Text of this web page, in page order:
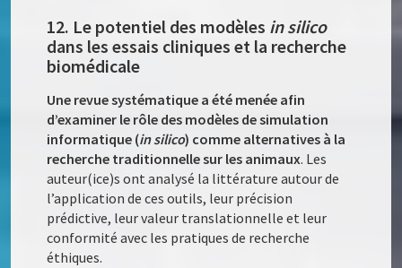
12. Le potentiel des modèles in silico
dans les essais cliniques et la recherche
biomédicale
Une revue systématique a été menée afin
d’examiner le rôle des modèles de simulation
informatique (in silico) comme alternatives à la
recherche traditionnelle sur les animaux. Les
auteur(ice)s ont analysé la littérature autour de
l’application de ces outils, leur précision
prédictive, leur valeur translationnelle et leur
conformité avec les pratiques de recherche
éthiques.